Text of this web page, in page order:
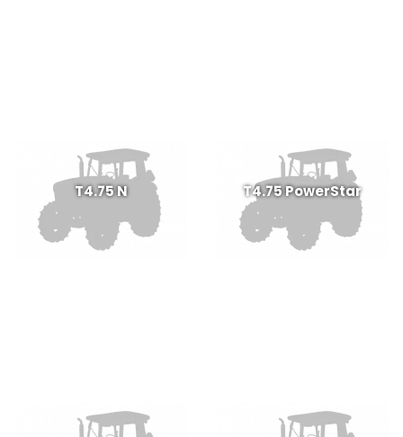
T4.75 N T4.75 PowerStar